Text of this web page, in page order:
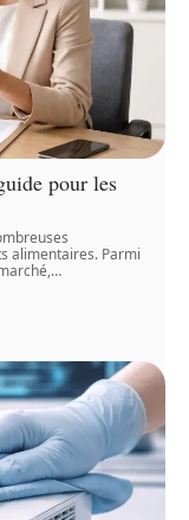
pour les
alimentaires. Parmi
…